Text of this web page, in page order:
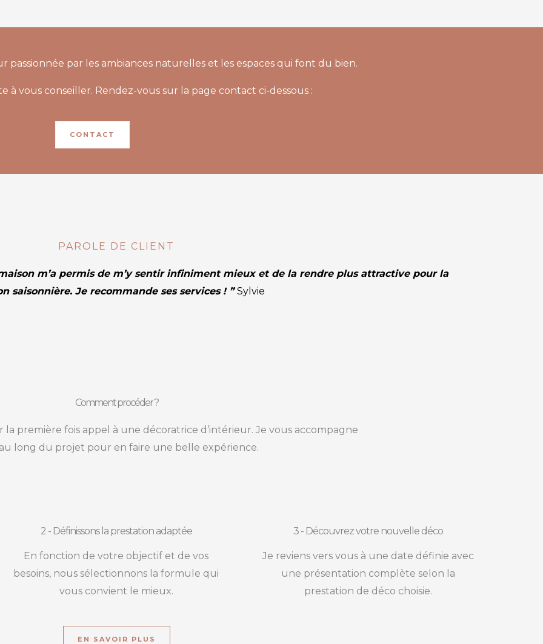
passionnée par les ambiances naturelles et les espaces qui font du bien.
à vous conseiller. Rendez-vous sur la page contact ci-dessous :
CONTACT
PAROLE DE CLIENT
m’a permis de m’y sentir infiniment mieux et de la rendre plus attractive pour la
saisonnière. Je recommande ses services ! ”Sylvie
Comment procéder ?
première fois appel à une décoratrice d’intérieur. Je vous accompagne
long du projet pour en faire une belle expérience.
2 - Définissons la prestation adaptée
En fonction de votre objectif et de vos
besoins, nous sélectionnons la formule qui
vous convient le mieux.
3 - Découvrez votre nouvelle déco
Je reviens vers vous à une date définie avec
une présentation complète selon la
prestation de déco choisie.
EN SAVOIR PLUS